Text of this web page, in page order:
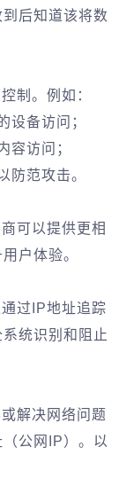
后知道该将数
制。例如：
设备访问；
容访问；
防范攻击。
可以提供更相
户体验。
过IP地址追踪
统识别和阻止
解决网络问题
公网IP）。以